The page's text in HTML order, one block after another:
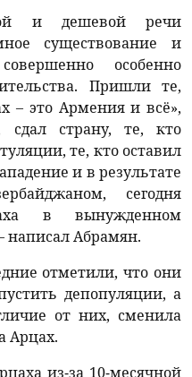
и дешевой речи
существование и
особенно
Пришли те,
– это Армения и всё»,
сдал страну, те, кто
те, кто оставил
и в результате
сегодня
в вынужденном
написал Абрамян.
отметили, что они
депопуляции, а
от них, сменила
Арцах.
из-за 10-месячной